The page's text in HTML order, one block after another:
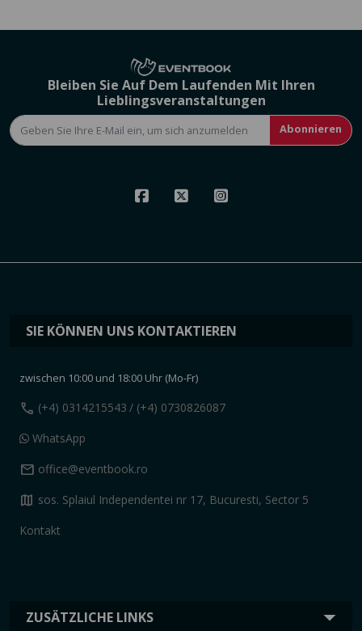
Bleiben Sie Auf Dem Laufenden Mit Ihren
Lieblingsveranstaltungen
Abonnieren
ZUSÄTZLICHE LINKS
SIE KÖNNEN UNS KONTAKTIEREN
zwischen 10:00 und 18:00 Uhr (Mo-Fr)
call (+4) 0314215543 / (+4) 0730826087
WhatsApp
mail office@eventbook.ro
map sos. Splaiul Independentei nr 17, Bucuresti, Sector 5
Kontakt